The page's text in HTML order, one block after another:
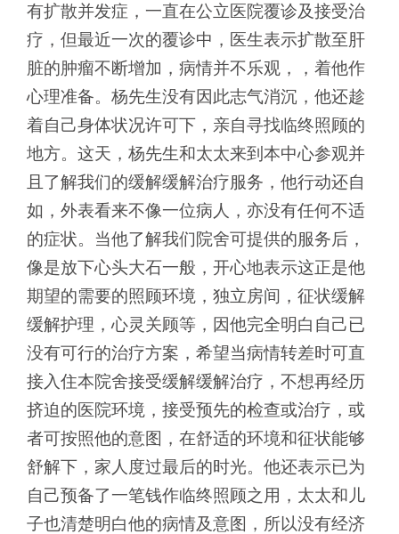
有扩散并发症，一直在公立医院覆诊及接受治
疗，但最近一次的覆诊中，医生表示扩散至肝
脏的肿瘤不断增加，病情并不乐观，，着他作
心理准备。杨先生没有因此志气消沉，他还趁
着自己身体状况许可下，亲自寻找临终照顾的
地方。这天，杨先生和太太来到本中心参观并
且了解我们的缓解缓解治疗服务，他行动还自
如，外表看来不像一位病人，亦没有任何不适
的症状。当他了解我们院舍可提供的服务后，
像是放下心头大石一般，开心地表示这正是他
期望的需要的照顾环境，独立房间，征状缓解
缓解护理，心灵关顾等，因他完全明白自己已
没有可行的治疗方案，希望当病情转差时可直
接入住本院舍接受缓解缓解治疗，不想再经历
挤迫的医院环境，接受预先的检查或治疗，或
者可按照他的意图，在舒适的环境和征状能够
舒解下，家人度过最后的时光。他还表示已为
自己预备了一笔钱作临终照顾之用，太太和儿
子也清楚明白他的病情及意图，所以没有经济